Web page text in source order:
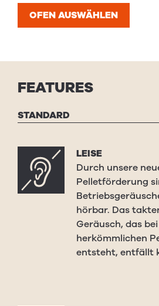
OFEN AUSWÄHLEN
FEATURES
STANDARD
LEISE
Durch unsere
Pelletförderung
hörbar. Das
Geräusch, das
herkömmlichen
entsteht, entfällt